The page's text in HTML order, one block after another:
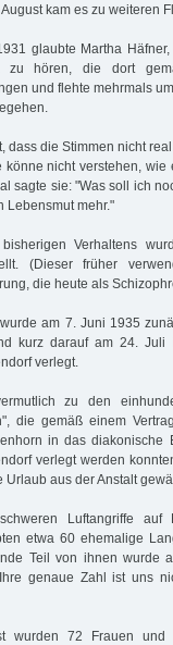
kam es zu weiteren
glaubte Martha
zu hören, die dort
und flehte mehrmals
dass die Stimmen nicht
könne nicht verstehen,
sagte sie: "Was soll ich
Lebensmut mehr."
Verhaltens
(Dieser früher
die heute als
am 7. Juni 1935
kurz darauf am 24. Juli
verlegt.
zu den
die gemäß einem
in das diakonische
verlegt werden
Urlaub aus der Anstalt
Luftangriffe auf
etwa 60 ehemalige
Teil von ihnen wurde
genaue Zahl ist uns
wurden 72 Frauen